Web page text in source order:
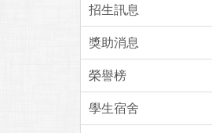
招生訊息
獎助消息
榮譽榜
學生宿舍